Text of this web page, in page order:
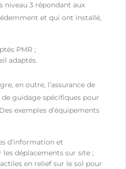
niveau 3 répondant aux
et qui ont installé,
PMR ;
adaptés.
en outre, l’assurance de
guidage spécifiques pour
exemples d’équipements
d’information et
déplacements sur site ;
en relief sur le sol pour